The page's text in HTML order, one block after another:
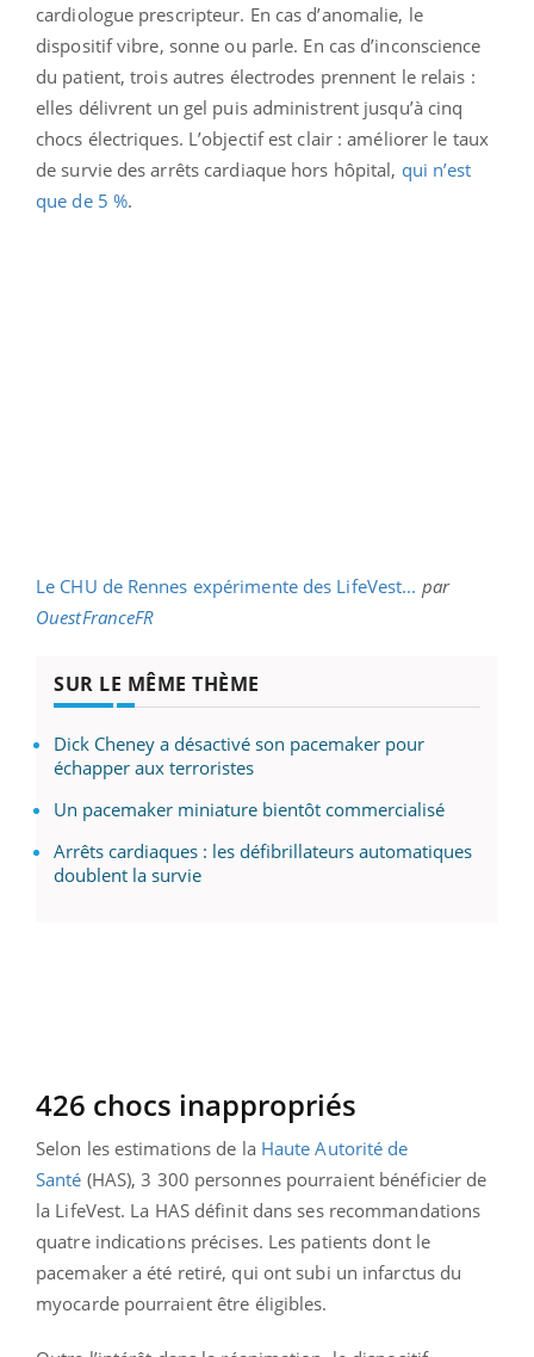
cardiologue prescripteur. En cas d’anomalie, le
dispositif vibre, sonne ou parle. En cas d’inconscience
du patient, trois autres électrodes prennent le relais :
elles délivrent un gel puis administrent jusqu’à cinq
chocs électriques. L’objectif est clair : améliorer le taux
de survie des arrêts cardiaque hors hôpital, qui n’est
que de 5 %.
Le CHU de Rennes expérimente des LifeVest... par
OuestFranceFR
SUR LE MÊME THÈME
Dick Cheney a désactivé son pacemaker pour
échapper aux terroristes
Un pacemaker miniature bientôt commercialisé
Arrêts cardiaques : les défibrillateurs automatiques
doublent la survie
426 chocs inappropriés
Selon les estimations de la Haute Autorité de
Santé (HAS), 3 300 personnes pourraient bénéficier de
la LifeVest. La HAS définit dans ses recommandations
quatre indications précises. Les patients dont le
pacemaker a été retiré, qui ont subi un infarctus du
myocarde pourraient être éligibles.